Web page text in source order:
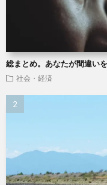
総まとめ。あなたが間違い
社会・経済